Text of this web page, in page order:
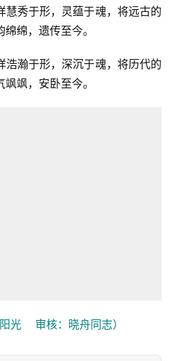
慧秀于形，灵蕴于魂，将远古的
绵，遗传至今。
浩瀚于形，深沉于魂，将历代的
飒，安卧至今。
光    审核：晓舟同志）